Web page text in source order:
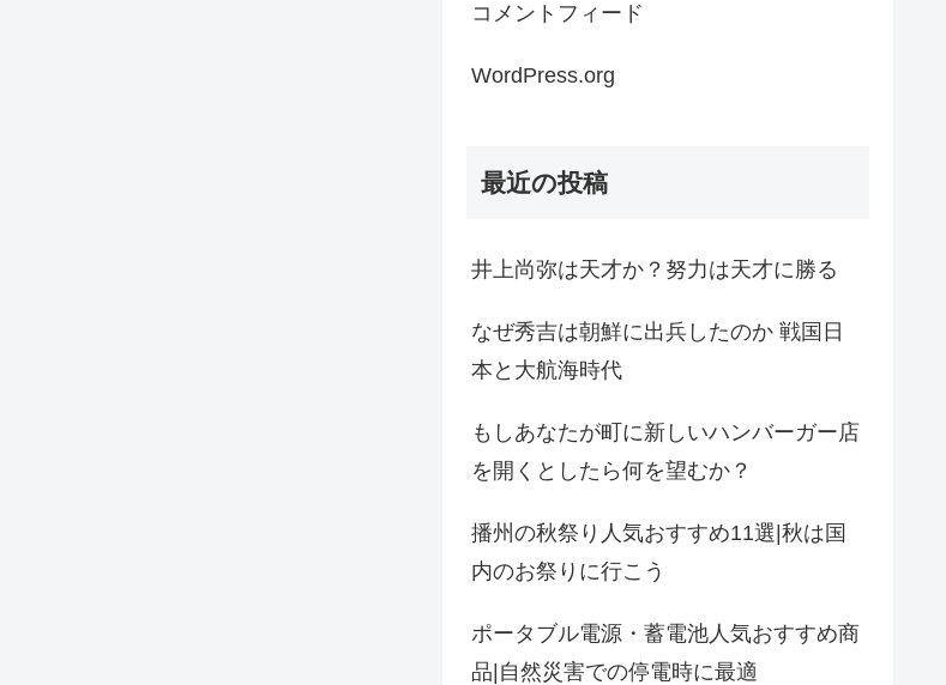
コメントフィード
WordPress.org
最近の投稿
井上尚弥は天才か？努力は天才に勝る
なぜ秀吉は朝鮮に出兵したのか 戦国日
本と大航海時代
もしあなたが町に新しいハンバーガー店
を開くとしたら何を望むか？
播州の秋祭り人気おすすめ11選|秋は国
内のお祭りに行こう
ポータブル電源・蓄電池人気おすすめ商
品|自然災害での停電時に最適